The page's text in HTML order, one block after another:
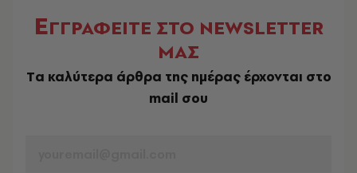
ΕΓΓΡΑΦΕΙΤΕ ΣΤΟ NEWSLETTER
ΜΑΣ
Tα καλύτερα άρθρα της ημέρας έρχονται στο
mail σου